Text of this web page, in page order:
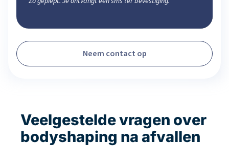
Neem contact op
Veelgestelde vragen over
bodyshaping na afvallen